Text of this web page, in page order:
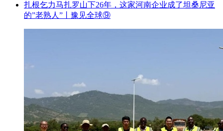
扎根乞力马扎罗山下26年，这家河南企业成了坦桑尼亚
的”老熟人”丨豫见全球⑨